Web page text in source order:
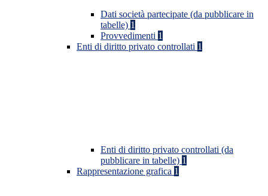
Dati società partecipate (da pubblicare in
tabelle) 1
Provvedimenti 1
Enti di diritto privato controllati 1
Enti di diritto privato controllati (da
pubblicare in tabelle) 1
Rappresentazione grafica 1